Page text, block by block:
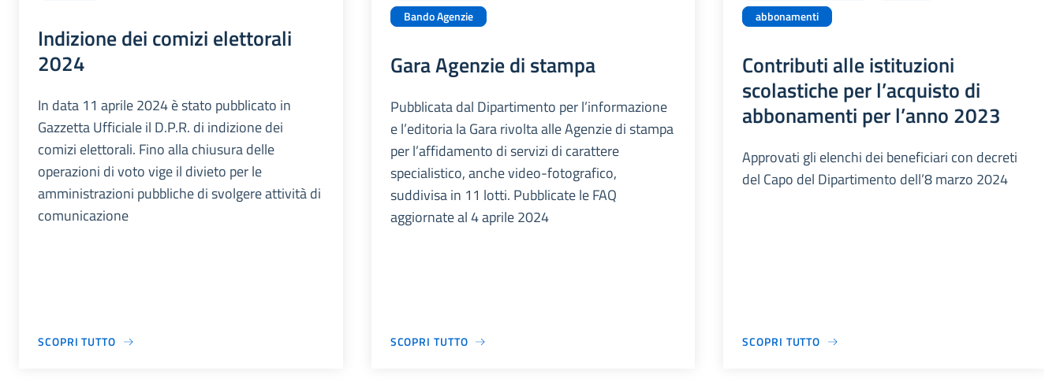
Indizione dei comizi elettorali
2024
In data 11 aprile 2024 è stato pubblicato in
Gazzetta Ufficiale il D.P.R. di indizione dei
comizi elettorali. Fino alla chiusura delle
operazioni di voto vige il divieto per le
amministrazioni pubbliche di svolgere attività di
comunicazione
SCOPRI TUTTO
Bando Agenzie
Gara Agenzie di stampa
Pubblicata dal Dipartimento per l’informazione
e l’editoria la Gara rivolta alle Agenzie di stampa
per l’affidamento di servizi di carattere
specialistico, anche video-fotografico,
suddivisa in 11 lotti. Pubblicate le FAQ
aggiornate al 4 aprile 2024
SCOPRI TUTTO
abbonamenti
Contributi alle istituzioni
scolastiche per l’acquisto di
abbonamenti per l’anno 2023
Approvati gli elenchi dei beneficiari con decreti
del Capo del Dipartimento dell’8 marzo 2024
SCOPRI TUTTO